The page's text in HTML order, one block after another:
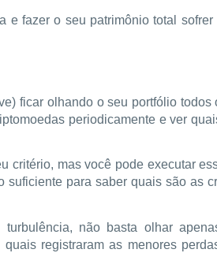
e fazer o seu patrimônio total
ficar olhando o seu portfólio todos
periodicamente e ver
critério, mas você pode executar
suficiente para saber quais são as
não basta olhar
registraram as menores